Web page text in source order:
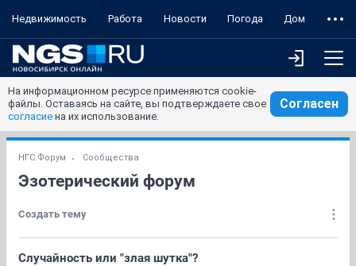
Недвижимость Работа Новости Погода Дом
На информационном ресурсе применяются cookie-
файлы. Оставаясь на сайте, вы подтверждаете свое
согласие на их использование.
Согласен
НГС.Форум Сообщества
Эзотерический форум
Создать тему
Случайность или "злая шутка"?